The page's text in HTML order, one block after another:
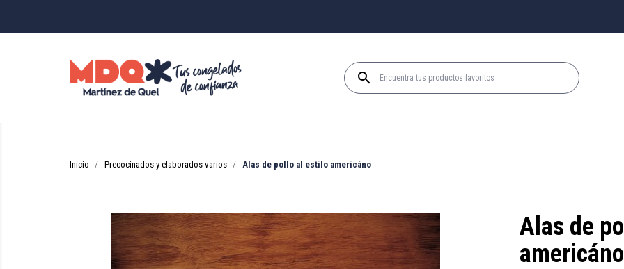

Inicio Precocinados y elaborados varios Alas de pollo al estilo americáno
Alas de
americáno